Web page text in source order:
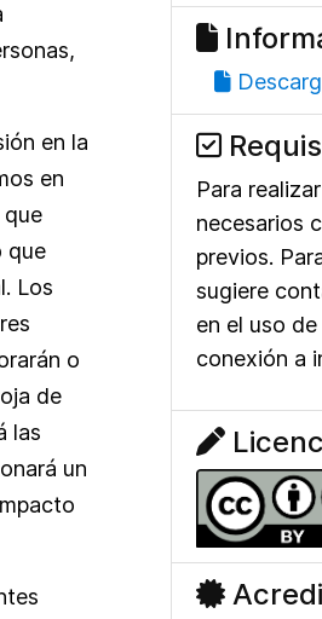
en la
en
que
que
Los
o
de
las
un
Para
necesarios
previos.
sugiere
en el uso
conexión a